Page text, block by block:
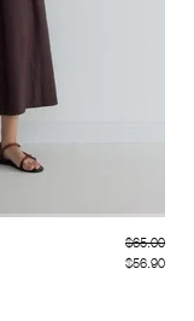
$56.90
$65.00